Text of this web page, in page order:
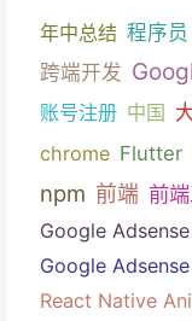
年中总结 程序员
跨端开发
账号注册 中国
chrome Flutter
npm 前端 前
Google
Google
React Native